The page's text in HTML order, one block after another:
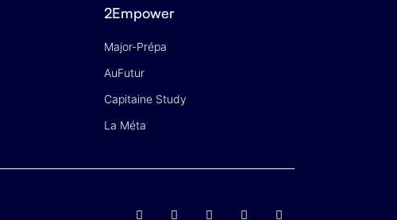
2Empower
Major-Prépa
AuFutur
Capitaine Study
La Méta